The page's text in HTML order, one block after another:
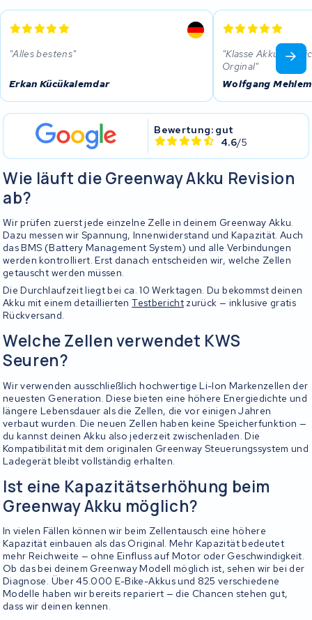
Alles bestens
Erkan Kücükalemdar
Klasse Akku
Orginal
Wolfgang Mehlem
Bewertung: gut
4.6/5
Wie läuft die Greenway Akku Revision
ab?
Wir prüfen zuerst jede einzelne Zelle in deinem Greenway Akku.
Dazu messen wir Spannung, Innenwiderstand und Kapazität. Auch
das BMS (Battery Management System) und alle Verbindungen
werden kontrolliert. Erst danach entscheiden wir, welche Zellen
getauscht werden müssen.
Die Durchlaufzeit liegt bei ca. 10 Werktagen. Du bekommst deinen
Akku mit einem detailliertenTestbericht zurück — inklusive gratis
Rückversand.
Welche Zellen verwendet KWS
Seuren?
Wir verwenden ausschließlich hochwertige Li-Ion Markenzellen der
neuesten Generation. Diese bieten eine höhere Energiedichte und
längere Lebensdauer als die Zellen, die vor einigen Jahren
verbaut wurden. Die neuen Zellen haben keine Speicherfunktion —
du kannst deinen Akku also jederzeit zwischenladen. Die
Kompatibilität mit dem originalen Greenway Steuerungssystem und
Ladegerät bleibt vollständig erhalten.
Ist eine Kapazitätserhöhung beim
Greenway Akku möglich?
In vielen Fällen können wir beim Zellentausch eine höhere
Kapazität einbauen als das Original. Mehr Kapazität bedeutet
mehr Reichweite — ohne Einfluss auf Motor oder Geschwindigkeit.
Ob das bei deinem Greenway Modell möglich ist, sehen wir bei der
Diagnose. Über 45.000 E-Bike-Akkus und 825 verschiedene
Modelle haben wir bereits repariert — die Chancen stehen gut,
dass wir deinen kennen.